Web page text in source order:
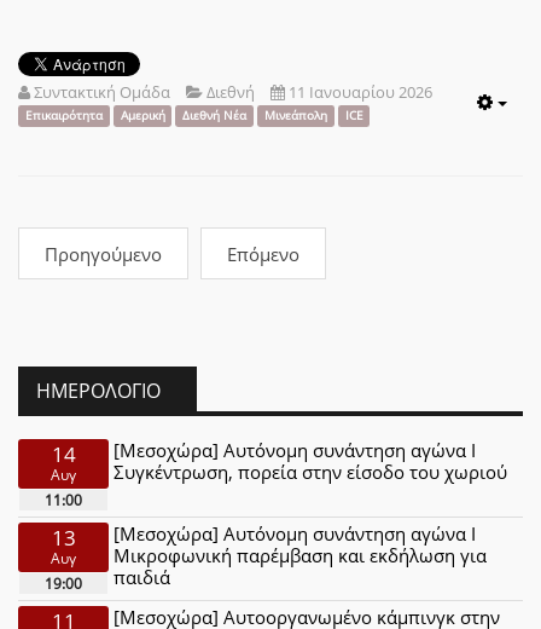
Συντακτική Ομάδα Διεθνή 11 Ιανουαρίου 2026
Επικαιρότητα Αμερική Διεθνή Νέα Μινεάπολη ICE
Προηγούμενο Επόμενο
ΗΜΕΡΟΛΌΓΙΟ
14
Αυγ
11:00
[Μεσοχώρα] Αυτόνομη συνάντηση αγώνα Ι
Συγκέντρωση, πορεία στην είσοδο του χωριού
13
Αυγ
19:00
[Μεσοχώρα] Αυτόνομη συνάντηση αγώνα Ι
Μικροφωνική παρέμβαση και εκδήλωση για
παιδιά
11
[Μεσοχώρα] Αυτοοργανωμένο κάμπινγκ στην